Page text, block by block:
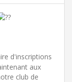
d'inscriptions
aux
club de